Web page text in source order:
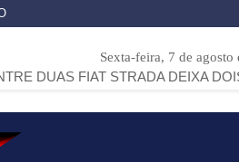
Sexta-feira, 7 de agosto
STRADA DEIXA DOIS